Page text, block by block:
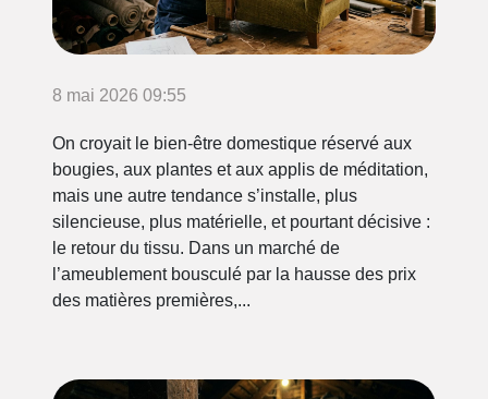
8 mai 2026 09:55
On croyait le bien-être domestique réservé aux
bougies, aux plantes et aux applis de méditation,
mais une autre tendance s’installe, plus
silencieuse, plus matérielle, et pourtant décisive :
le retour du tissu. Dans un marché de
l’ameublement bousculé par la hausse des prix
des matières premières,...